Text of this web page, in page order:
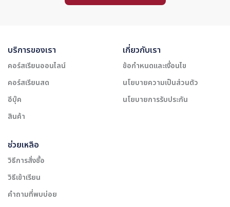
บริการของเรา
คอร์สเรียนออนไลน์
คอร์สเรียนสด
อีบุ๊ค
สินค้า
เกี่ยวกับเรา
ข้อกำหนดและเงื่อนไข
นโยบายความเป็นส่วนตัว
นโยบายการรับประกัน
ช่วยเหลือ
วิธีการสั่งซื้อ
วิธีเข้าเรียน
คำถามที่พบบ่อย